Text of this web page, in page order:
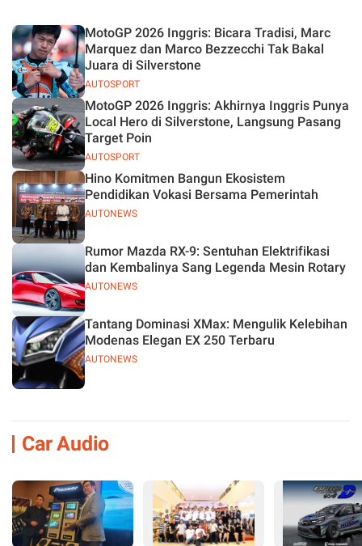
2026
AUTOSPORT
MotoGP 2026 Inggris: Bicara Tradisi, Marc
Marquez dan Marco Bezzecchi Tak Bakal
Juara di Silverstone
AUTOSPORT
MotoGP 2026 Inggris: Akhirnya Inggris Punya
Local Hero di Silverstone, Langsung Pasang
Target Poin
AUTONEWS
Hino Komitmen Bangun Ekosistem
Pendidikan Vokasi Bersama Pemerintah
AUTONEWS
Rumor Mazda RX-9: Sentuhan Elektrifikasi
dan Kembalinya Sang Legenda Mesin Rotary
AUTONEWS
Tantang Dominasi XMax: Mengulik Kelebihan
Modenas Elegan EX 250 Terbaru
Car Audio